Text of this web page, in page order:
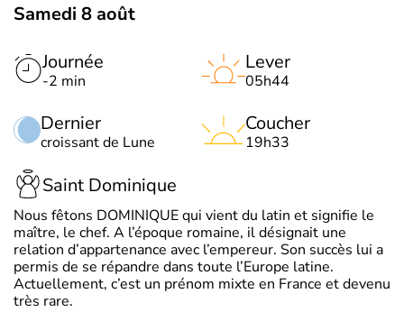
Samedi 8 août
Journée
-2 min
Dernier
croissant de Lune
Lever
05h44
Coucher
19h33
Saint Dominique
Nous fêtons DOMINIQUE qui vient du latin et signifie le
maître, le chef. A l’époque romaine, il désignait une
relation d’appartenance avec l’empereur. Son succès lui a
permis de se répandre dans toute l’Europe latine.
Actuellement, c’est un prénom mixte en France et devenu
très rare.